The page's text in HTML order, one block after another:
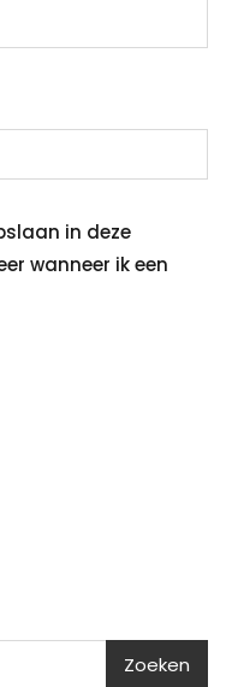
in deze
wanneer ik een
Zoeken